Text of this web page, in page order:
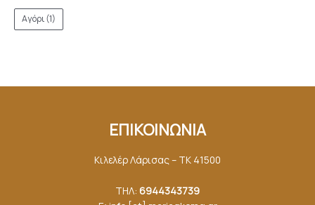
Αγόρι(1)
ΕΠΙΚΟΙΝΩΝΙΑ
Κιλελέρ Λάρισας – ΤΚ 41500
ΤΗΛ: 6944343739